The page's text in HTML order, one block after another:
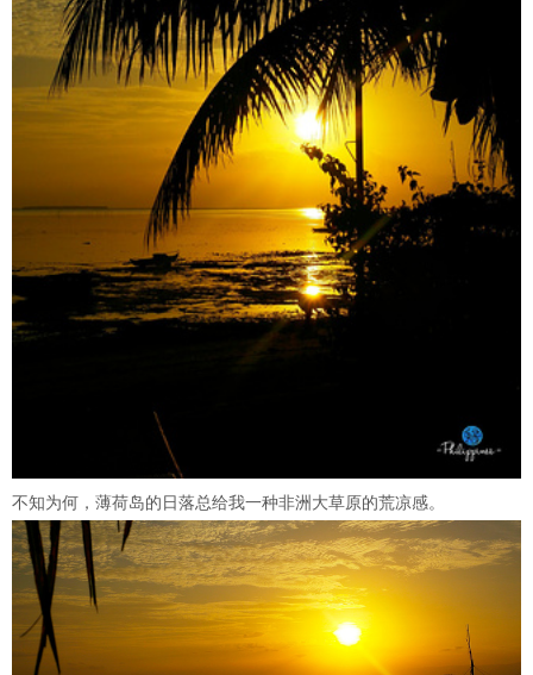
不知为何，薄荷岛的日落总给我一种非洲大草原的荒凉感。